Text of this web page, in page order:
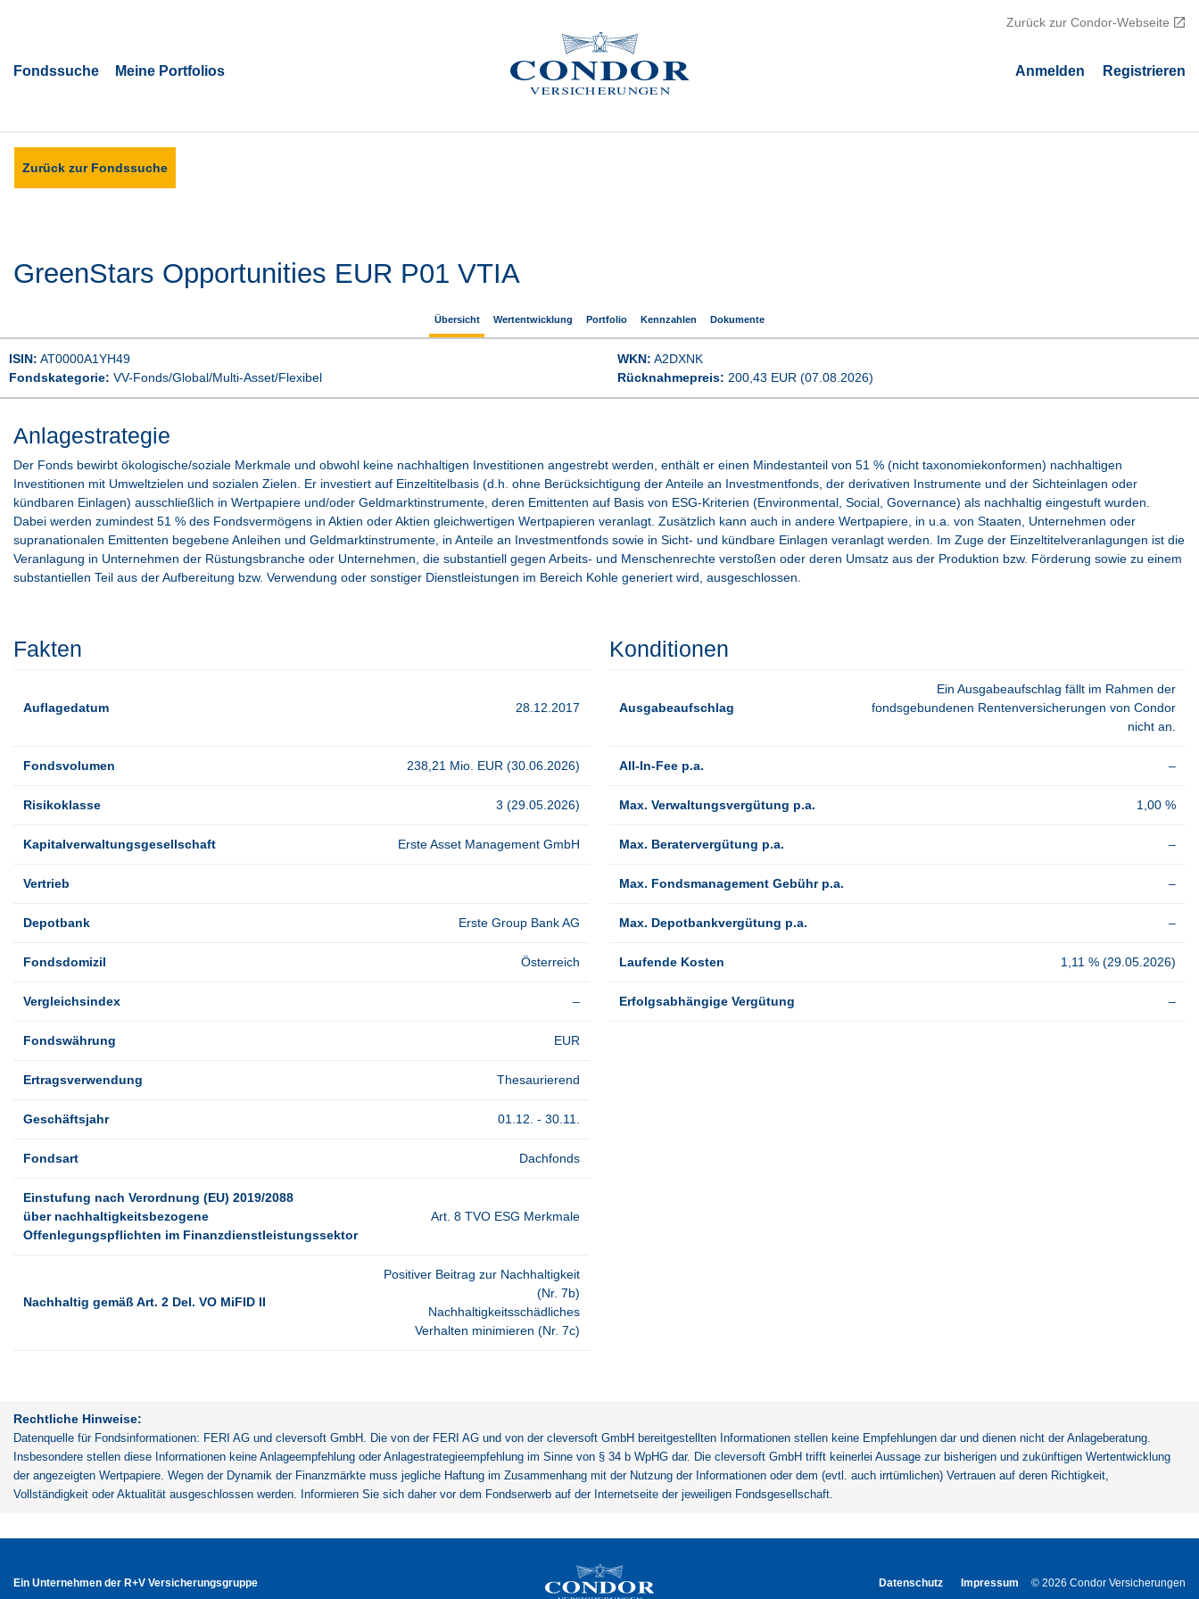
Fondssuche Meine Portfolios Аnmelden Registrieren
Zurück zur Condor-Webseite
Zurück zur Fondssuche
GreenStars Opportunities EUR P01 VTIA
Übersicht Wertentwicklung Portfolio Kennzahlen Dokumente
ISIN: AT0000A1YH49
Fondskategorie: VV-Fonds/Global/Multi-Asset/Flexibel
WKN: A2DXNK
Rücknahmepreis: 200,43 EUR (07.08.2026)
Anlagestrategie
Der Fonds bewirbt ökologische/soziale Merkmale und obwohl keine nachhaltigen Investitionen angestrebt werden, enthält er einen Mindestanteil von 51 % (nicht taxonomiekonformen) nachhaltigen
Investitionen mit Umweltzielen und sozialen Zielen. Er investiert auf Einzeltitelbasis (d.h. ohne Berücksichtigung der Anteile an Investmentfonds, der derivativen Instrumente und der Sichteinlagen oder
kündbaren Einlagen) ausschließlich in Wertpapiere und/oder Geldmarktinstrumente, deren Emittenten auf Basis von ESG-Kriterien (Environmental, Social, Governance) als nachhaltig eingestuft wurden.
Dabei werden zumindest 51 % des Fondsvermögens in Aktien oder Aktien gleichwertigen Wertpapieren veranlagt. Zusätzlich kann auch in andere Wertpapiere, in u.a. von Staaten, Unternehmen oder
supranationalen Emittenten begebene Anleihen und Geldmarktinstrumente, in Anteile an Investmentfonds sowie in Sicht- und kündbare Einlagen veranlagt werden. Im Zuge der Einzeltitelveranlagungen ist die
Veranlagung in Unternehmen der Rüstungsbranche oder Unternehmen, die substantiell gegen Arbeits- und Menschenrechte verstoßen oder deren Umsatz aus der Produktion bzw. Förderung sowie zu einem
substantiellen Teil aus der Aufbereitung bzw. Verwendung oder sonstiger Dienstleistungen im Bereich Kohle generiert wird, ausgeschlossen.
Fakten
Auflagedatum 28.12.2017
Fondsvolumen 238,21 Mio. EUR (30.06.2026)
Risikoklasse 3 (29.05.2026)
Kapitalverwaltungsgesellschaft Erste Asset Management GmbH
Vertrieb
Depotbank Erste Group Bank AG
Fondsdomizil Österreich
Vergleichsindex –
Fondswährung EUR
Ertragsverwendung Thesaurierend
Geschäftsjahr 01.12. - 30.11.
Fondsart Dachfonds
Einstufung nach Verordnung (EU) 2019/2088
über nachhaltigkeitsbezogene
Offenlegungspflichten im Finanzdienstleistungssektor
Art. 8 TVO ESG Merkmale
Nachhaltig gemäß Art. 2 Del. VO MiFID II
Positiver Beitrag zur Nachhaltigkeit
(Nr. 7b)
Nachhaltigkeitsschädliches
Verhalten minimieren (Nr. 7c)
Konditionen
Ausgabeaufschlag
Ein Ausgabeaufschlag fällt im Rahmen der
fondsgebundenen Rentenversicherungen von Condor
nicht an.
All-In-Fee p.a. –
Max. Verwaltungsvergütung p.a. 1,00 %
Max. Beratervergütung p.a. –
Max. Fondsmanagement Gebühr p.a. –
Max. Depotbankvergütung p.a. –
Laufende Kosten 1,11 % (29.05.2026)
Erfolgsabhängige Vergütung –
Rechtliche Hinweise:
Datenquelle für Fondsinformationen: FERI AG und cleversoft GmbH. Die von der FERI AG und von der cleversoft GmbH bereitgestellten Informationen stellen keine Empfehlungen dar und dienen nicht der Anlageberatung.
Insbesondere stellen diese Informationen keine Anlageempfehlung oder Anlagestrategieempfehlung im Sinne von § 34 b WpHG dar. Die cleversoft GmbH trifft keinerlei Aussage zur bisherigen und zukünftigen Wertentwicklung
der angezeigten Wertpapiere. Wegen der Dynamik der Finanzmärkte muss jegliche Haftung im Zusammenhang mit der Nutzung der Informationen oder dem (evtl. auch irrtümlichen) Vertrauen auf deren Richtigkeit,
Vollständigkeit oder Aktualität ausgeschlossen werden. Informieren Sie sich daher vor dem Fondserwerb auf der Internetseite der jeweiligen Fondsgesellschaft.
Ein Unternehmen der R+V Versicherungsgruppe Datenschutz Impressum © 2026 Condor Versicherungen